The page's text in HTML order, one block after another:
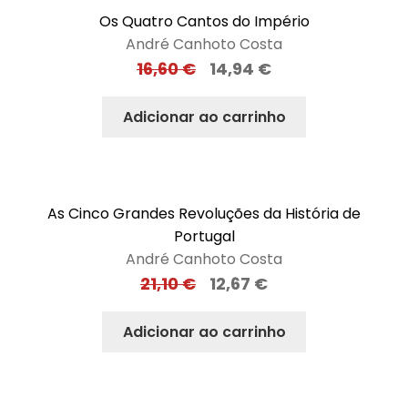
Os Quatro Cantos do Império
André Canhoto Costa
16,60€ 14,94 €
Adicionar ao carrinho
As Cinco Grandes Revoluções da História de
Portugal
André Canhoto Costa
21,10€ 12,67 €
Adicionar ao carrinho